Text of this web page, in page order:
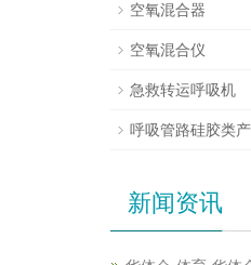
空氧混合器
空氧混合仪
急救转运呼吸机
呼吸管路硅胶类
新闻资讯